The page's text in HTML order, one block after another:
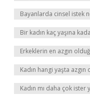
Bayanlarda cinsel istek
Bir kadın kaç yaşına
Erkeklerin en azgın
Kadın hangi yaşta azgın
Kadın mı daha çok ister